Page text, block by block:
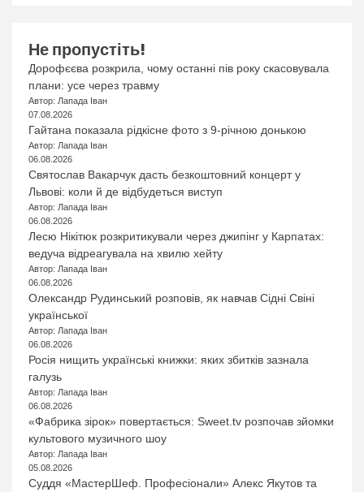
Не пропустіть!
Дорофєєва розкрила, чому останні пів року скасовувала
плани: усе через травму
Автор: Лапада Іван
07.08.2026
Гайтана показала рідкісне фото з 9-річною донькою
Автор: Лапада Іван
06.08.2026
Святослав Вакарчук дасть безкоштовний концерт у
Львові: коли й де відбудеться виступ
Автор: Лапада Іван
06.08.2026
Лесю Нікітюк розкритикували через джипінг у Карпатах:
ведуча відреагувала на хвилю хейту
Автор: Лапада Іван
06.08.2026
Олександр Рудинський розповів, як навчав Сідні Свіні
української
Автор: Лапада Іван
06.08.2026
Росія нищить українські книжки: яких збитків зазнала
галузь
Автор: Лапада Іван
06.08.2026
«Фабрика зірок» повертається: Sweet.tv розпочав зйомки
культового музичного шоу
Автор: Лапада Іван
05.08.2026
Суддя «МастерШеф. Професіонали» Алекс Якутов та